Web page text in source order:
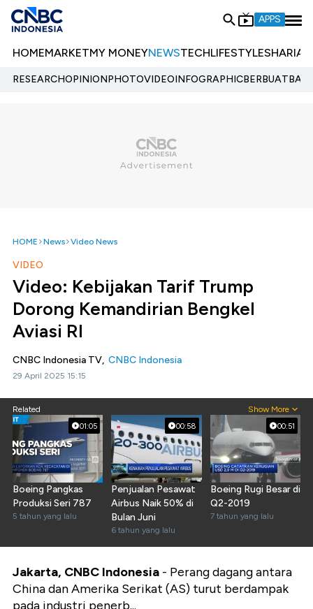
APPS
HOMEMARKETMY MONEYNEWSTECHLIFESTYLESHARIA
RESEARCHOPINIONPHOTOVIDEOINFOGRAPHIC
HOME News Video News
VIDEO
Video: Kebijakan Tarif Trump
Dorong Kemandirian Bengkel
Aviasi RI
CNBC Indonesia TV, CNBC Indonesia
29 April 2025 15:15
Related Show More
01:05
Boeing Pangkas
Produksi Seri 787
5 tahun yang lalu
00:58
Penjualan Pesawat
Airbus Naik 50% di
Bulan Juni
6 tahun yang lalu
00:51
Boeing Rugi Besar di
Q2-2019
7 tahun yang lalu
Jakarta, CNBC Indonesia - Perang dagang antara
China dan Amerika Serikat (AS) turut berdampak
pada industri penerb...